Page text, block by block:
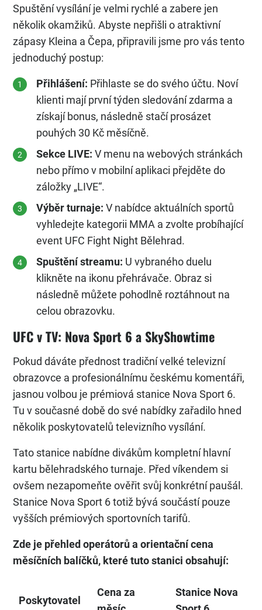
Spuštění vysílání je velmi rychlé a zabere jen
několik okamžiků. Abyste nepřišli o atraktivní
zápasy Kleina a Čepa, připravili jsme pro vás tento
jednoduchý postup:
Přihlášení: Přihlaste se do svého účtu. Noví
klienti mají první týden sledování zdarma a
získají bonus, následně stačí prosázet
pouhých 30 Kč měsíčně.
Sekce LIVE: V menu na webových stránkách
nebo přímo v mobilní aplikaci přejděte do
záložky „LIVE“.
Výběr turnaje: V nabídce aktuálních sportů
vyhledejte kategorii MMA a zvolte probíhající
event UFC Fight Night Bělehrad.
Spuštění streamu: U vybraného duelu
klikněte na ikonu přehrávače. Obraz si
následně můžete pohodlně roztáhnout na
celou obrazovku.
UFC v TV: Nova Sport 6 a SkyShowtime
Pokud dáváte přednost tradiční velké televizní
obrazovce a profesionálnímu českému komentáři,
jasnou volbou je prémiová stanice Nova Sport 6.
Tu v současné době do své nabídky zařadilo hned
několik poskytovatelů televizního vysílání.
Tato stanice nabídne divákům kompletní hlavní
kartu bělehradského turnaje. Před víkendem si
ovšem nezapomeňte ověřit svůj konkrétní paušál.
Stanice Nova Sport 6 totiž bývá součástí pouze
vyšších prémiových sportovních tarifů.
Zde je přehled operátorů a orientační cena
měsíčních balíčků, které tuto stanici obsahují:
Poskytovatel
Cena za
Stanice Nova